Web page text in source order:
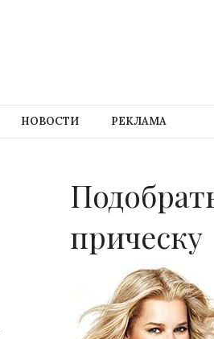
НОВОСТИ РЕКЛАМА
прическу